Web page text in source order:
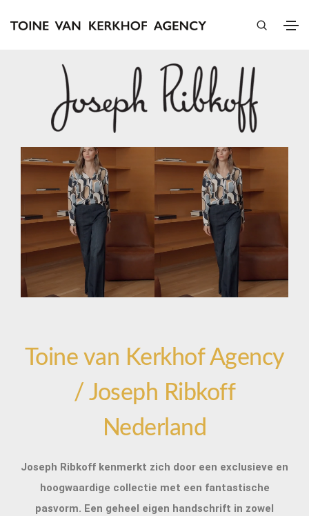
Toine van Kerkhof Agency
/ Joseph Ribkoff
Nederland
Joseph Ribkoff kenmerkt zich door een exclusieve en
hoogwaardige collectie met een fantastische
pasvorm. Een geheel eigen handschrift in zowel